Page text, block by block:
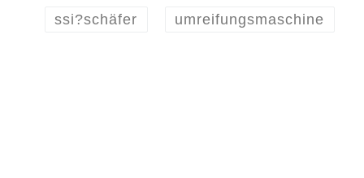
ssi?schäfer umreifungsmaschine